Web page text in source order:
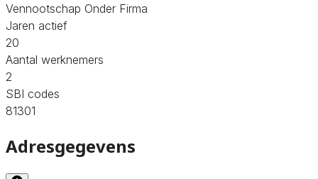
Vennootschap Onder Firma
Jaren actief
20
Aantal werknemers
2
SBI codes
81301
Adresgegevens